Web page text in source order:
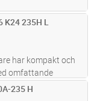
K24 235H L
har kompakt och
omfattande
upp till 36 kV
A. NAL/NALF
235 H